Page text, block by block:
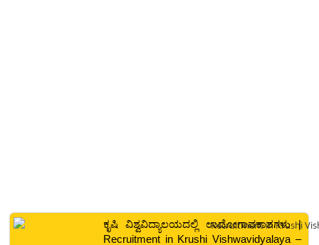
ಕೃಷಿ ವಿಶ್ವವಿದ್ಯಾಲಯದಲ್ಲಿ ಉದೋಗಾವಕಾಶಗಳು |
Recruitment in Krushi Vishwavidyalaya –